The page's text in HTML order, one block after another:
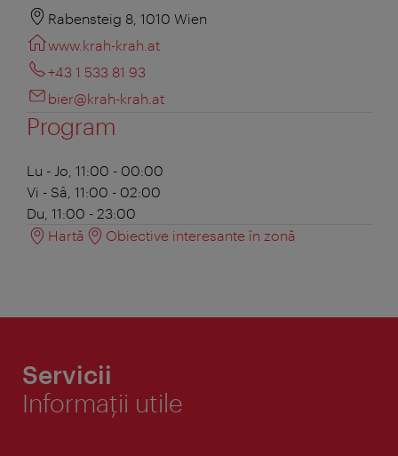
Rabensteig 8, 1010 Wien
www.krah-krah.at
+43 1 533 81 93
bier@krah-krah.at
Program
Lu - Jo, 11:00 - 00:00
Vi - Sâ, 11:00 - 02:00
Du, 11:00 - 23:00
Hartă
Obiective interesante în zonă
Servicii
Informaţii utile